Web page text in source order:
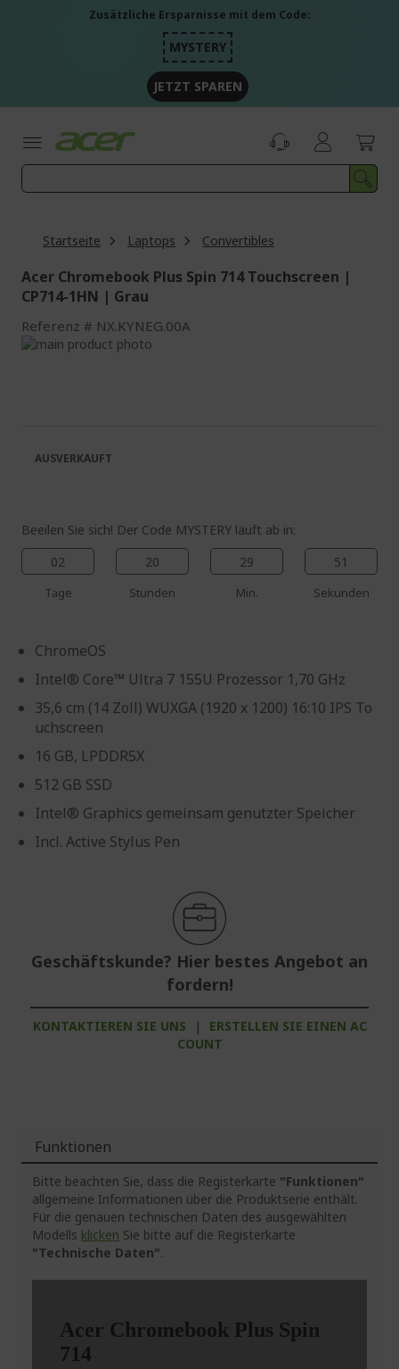
Zusätzliche Ersparnisse mit dem Code:
MYSTERY
JETZT SPAREN
Startseite Laptops Convertibles
Acer Chromebook Plus Spin 714 Touchscreen |
CP714-1HN | Grau
Referenz NX.KYNEG.00A
Zum
Beeilen Sie sich! Der Code MYSTERY läuft ab in:
02
Tage
20
Stunden
29
Min.
50
Sekunden
ChromeOS
Intel® Core™ Ultra 7 155U Prozessor 1,70 GHz
35,6 cm (14 Zoll) WUXGA (1920 x 1200) 16:10 IPS To
uchscreen
16 GB, LPDDR5X
512 GB SSD
Intel® Graphics gemeinsam genutzter Speicher
Incl. Active Stylus Pen
Geschäftskunde? Hier bestes Angebot an
fordern!
KONTAKTIEREN SIE UNS |
ERSTELLEN SIE EINEN AC
COUNT
AUSVERKAUFT
Funktionen
Bitte beachten Sie, dass die Registerkarte "Funktionen"
allgemeine Informationen über die Produktserie enthält.
Für die genauen technischen Daten des ausgewählten
Modells klicken Sie bitte auf die Registerkarte
"Technische Daten".